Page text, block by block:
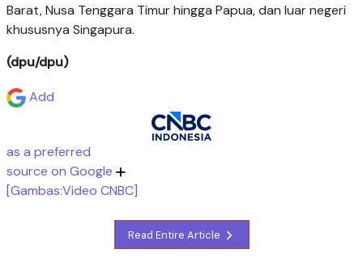
Barat, Nusa Tenggara Timur hingga Papua, dan luar negeri
khususnya Singapura.
(dpu/dpu)
Add
as a preferred
source on Google
[Gambas:Video CNBC]
Read Entire Article